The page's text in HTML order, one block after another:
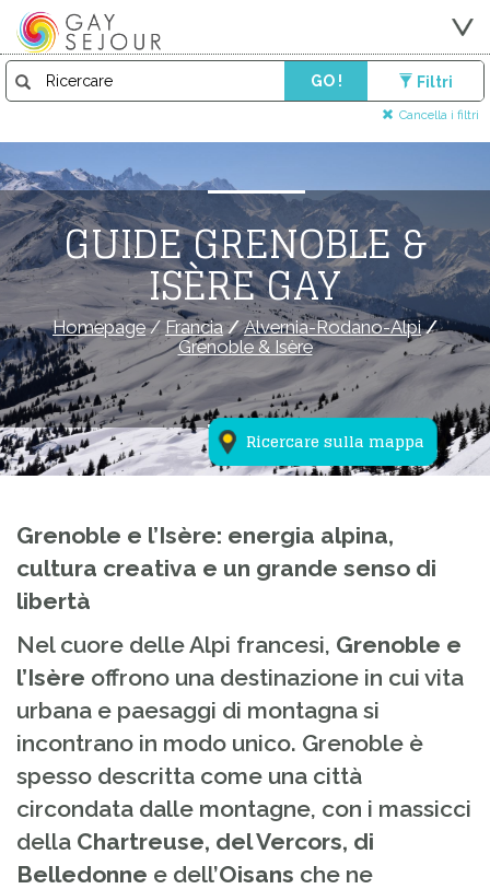
GO ! Filtri
Cancella i filtri
Ricercare sulla mappa
GUIDE GRENOBLE &
ISÈRE GAY
Homepage/Francia/Alvernia-Rodano-Alpi/
Grenoble & Isère
Grenoble e l’Isère: energia alpina,
cultura creativa e un grande senso di
libertà
Nel cuore delle Alpi francesi, Grenoble e
l’Isère offrono una destinazione in cui vita
urbana e paesaggi di montagna si
incontrano in modo unico. Grenoble è
spesso descritta come una città
circondata dalle montagne, con i massicci
della Chartreuse, del Vercors, di
Belledonne e dell’Oisans che ne